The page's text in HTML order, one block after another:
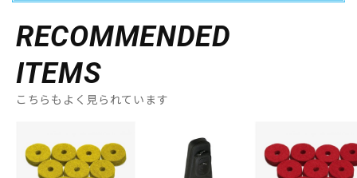
RECOMMENDED
ITEMS
こちらもよく見られています